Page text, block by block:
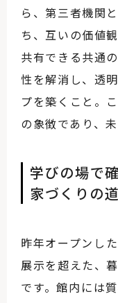
ら、第三者機関
ち、互いの価値
共有できる共通
性を解消し、透
プを築くこと。
の象徴であり、
学びの場で
家づくりの
昨年オープンし
展示を超えた、
です。館内には